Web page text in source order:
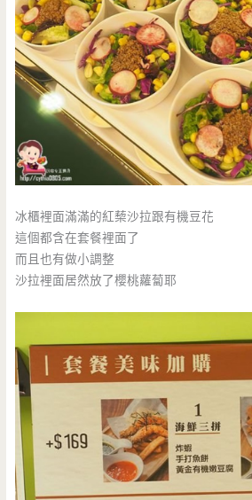
冰櫃裡面滿滿的紅蔾沙拉跟有機豆花
這個都含在套餐裡面了
而且也有做小調整
沙拉裡面居然放了櫻桃蘿蔔耶